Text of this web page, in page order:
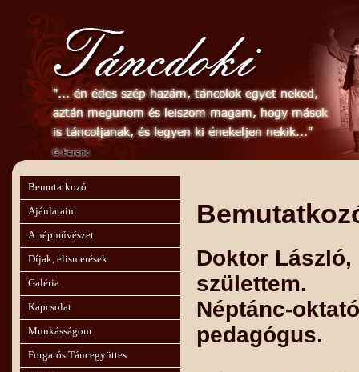
Bemutatkozó
Ajánlataim
A népművészet
Díjak, elismerések
Galéria
Kapcsolat
Munkásságom
Forgatós Táncegyüttes
Doktor László,
születtem.
Néptánc-
pedagógus.